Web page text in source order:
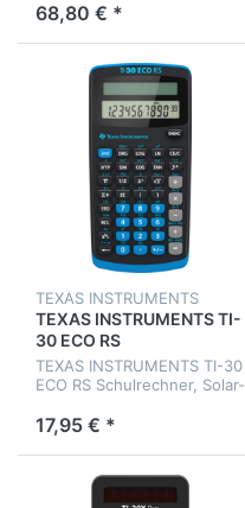
68,80 € *
TEXAS INSTRUMENTS
TEXAS INSTRUMENTS TI-
30 ECO RS
TEXAS INSTRUMENTS TI-30
ECO RS Schulrechner, Solar-
17,95 € *